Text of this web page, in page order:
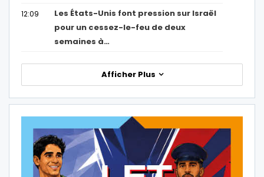
12:09
Les États-Unis font pression sur Israël
pour un cessez-le-feu de deux
semaines à…
Afficher Plus